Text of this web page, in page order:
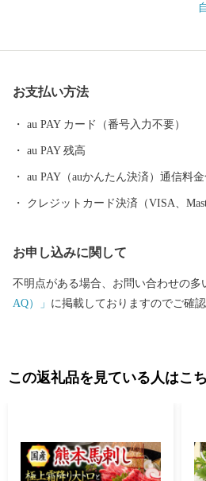
作られた白壁の街並みが軒を連ね、
木工品、陶芸など、 多種多様な謝礼
お支払い方法
au PAY カード（番号入力不要）
au PAY 残高
au PAY（auかんたん決済）通信料
クレジットカード決済（VISA、
お申し込みに関して
不明点がある場合、お問い合わせの多
AQ）」 に掲載しておりますのでご確認
この返礼品を見ている人はこ